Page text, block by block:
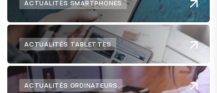
ACTUALITÉS SMARTPHONES
ACTUALITÉS TABLETTES
ACTUALITÉS ORDINATEURS